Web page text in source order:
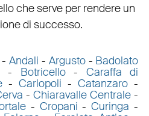
che serve per rendere un
di successo.
- Andali - Argusto- Badolato
- Botricello- Caraffa di
-Carlopoli -Catanzaro -
-Chiaravalle Centrale -
- Cropani -Curinga -